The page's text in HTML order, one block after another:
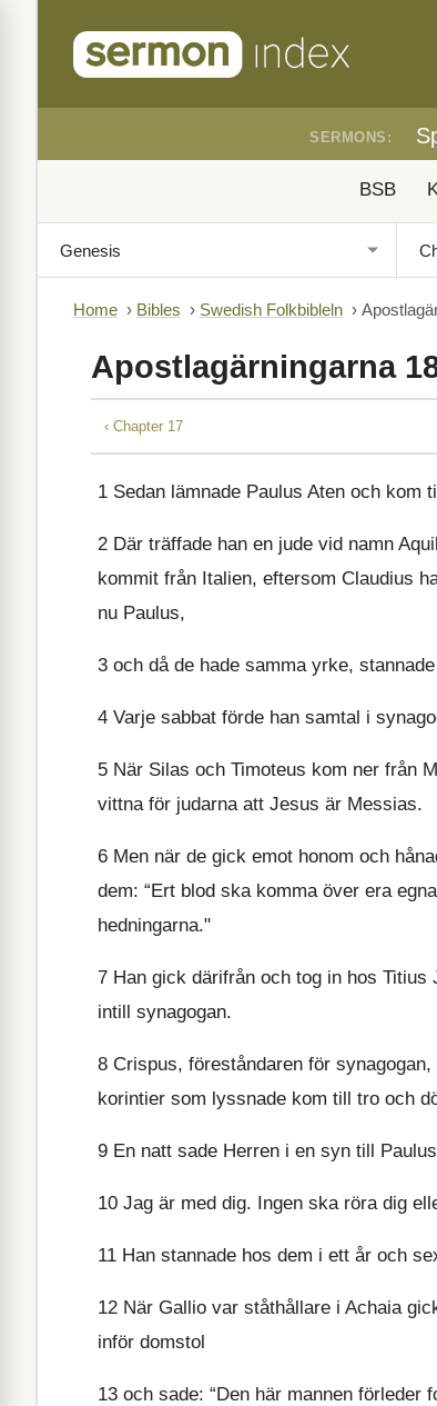
SERMONS:
BSB
Home › Bibles › Swedish Folkbibleln ›
Apostlagärningarna
‹ Chapter 17
1 Sedan lämnade Paulus Aten och kom
2 Där träffade han en jude vid namn
kommit från Italien, eftersom Claudius
nu Paulus,
3 och då de hade samma yrke,
4 Varje sabbat förde han samtal i
5 När Silas och Timoteus kom ner från
vittna för judarna att Jesus är Messias.
6 Men när de gick emot honom och
dem: “Ert blod ska komma över era
hedningarna."
7 Han gick därifrån och tog in hos
intill synagogan.
8 Crispus, föreståndaren för
korintier som lyssnade kom till tro och
9 En natt sade Herren i en syn till
10 Jag är med dig. Ingen ska röra dig
11 Han stannade hos dem i ett år och
12 När Gallio var ståthållare i Achaia
inför domstol
13 och sade: “Den här mannen